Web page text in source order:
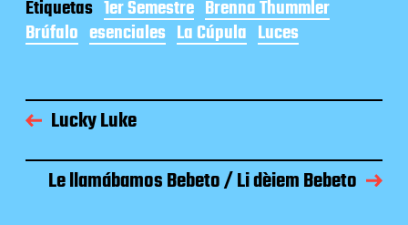
Etiquetas 1er Semestre Brenna Thummler
Brúfalo esenciales La Cúpula Luces
Lucky Luke
Le llamábamos Bebeto / Li dèiem Bebeto